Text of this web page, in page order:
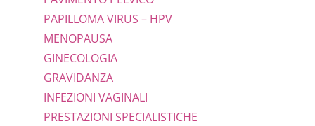
PAPILLOMA VIRUS – HPV
MENOPAUSA
GINECOLOGIA
GRAVIDANZA
INFEZIONI VAGINALI
PRESTAZIONI SPECIALISTICHE